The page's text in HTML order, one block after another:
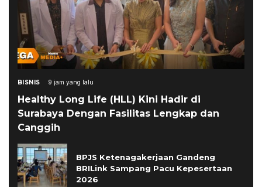
BISNIS 9 jam yang lalu
Healthy Long Life (HLL) Kini Hadir di
Surabaya Dengan Fasilitas Lengkap dan
Canggih
BPJS Ketenagakerjaan Gandeng
BRILink Sampang Pacu Kepesertaan
2026